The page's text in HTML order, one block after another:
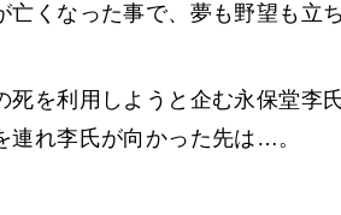
亡くなった事で、夢も野望も立
死を利用しようと企む永保堂李氏
連れ李氏が向かった先は…。